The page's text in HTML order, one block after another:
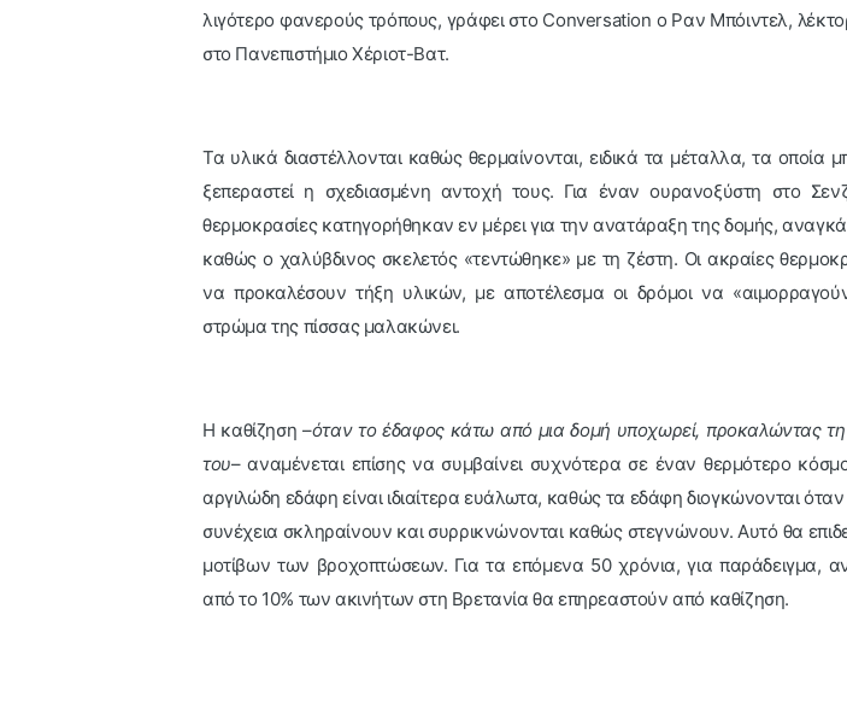
λιγότερο φανερούς τρόπους, γράφει στο Conversation ο Ραν Μπόιντελ,
στο Πανεπιστήμιο Χέριοτ-Βατ.
Τα υλικά διαστέλλονται καθώς θερμαίνονται, ειδικά τα μέταλλα, τα οποία
ξεπεραστεί η σχεδιασμένη αντοχή τους. Για έναν ουρανοξύστη στο
θερμοκρασίες κατηγορήθηκαν εν μέρει για την ανατάραξη της δομής,
καθώς ο χαλύβδινος σκελετός «τεντώθηκε» με τη ζέστη. Οι ακραίες
να προκαλέσουν τήξη υλικών, με αποτέλεσμα οι δρόμοι να
στρώμα της πίσσας μαλακώνει.
Η καθίζηση –όταν το έδαφος κάτω από μια δομή υποχωρεί, προκαλώντας
του– αναμένεται επίσης να συμβαίνει συχνότερα σε έναν θερμότερο
αργιλώδη εδάφη είναι ιδιαίτερα ευάλωτα, καθώς τα εδάφη διογκώνονται
συνέχεια σκληραίνουν και συρρικνώνονται καθώς στεγνώνουν. Αυτό θα
μοτίβων των βροχοπτώσεων. Για τα επόμενα 50 χρόνια, για παράδειγμα,
από το 10% των ακινήτων στη Βρετανία θα επηρεαστούν από καθίζηση.